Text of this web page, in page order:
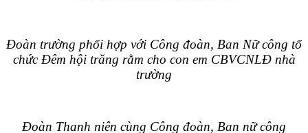
Đoàn trường phối hợp với Công đoàn, Ban Nữ công tổ
chức Đêm hội trăng rằm cho con em CBVCNLĐ nhà
trường
Đoàn Thanh niên cùng Công đoàn, Ban nữ công